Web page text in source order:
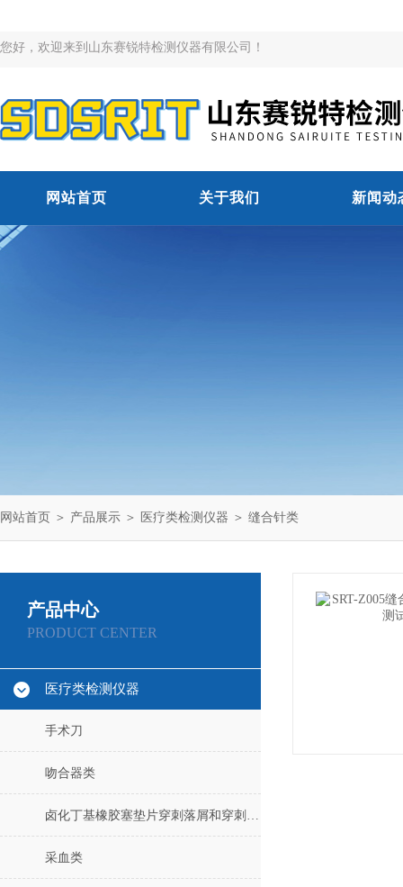
您好，欢迎来到山东赛锐特检测仪器有限公司！
网站首页 关于我们 新闻动
网站首页 ＞ 产品展示 ＞ 医疗类检测仪器 ＞ 缝合针类
产品中心
PRODUCT CENTER
医疗类检测仪器
手术刀
吻合器类
卤化丁基橡胶塞垫片穿刺落屑和穿刺力测试仪
采血类